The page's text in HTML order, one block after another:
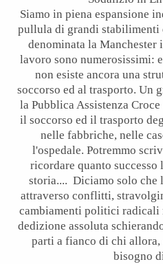
Siamo in piena espansione
pullula di grandi stabilimenti
denominata la
lavoro sono numerosissimi:
non esiste ancora una
soccorso ed al trasporto. Un
la Pubblica Assistenza
il soccorso ed il trasporto
nelle fabbriche, nelle
l'ospedale. Potremmo
ricordare quanto
storia.... Diciamo solo che
attraverso conflitti,
cambiamenti politici radicali
dedizione assoluta
parti a fianco di chi allora,
bisogno